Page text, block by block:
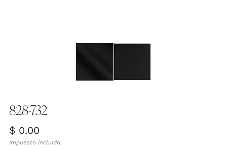
828-732
Precio
habitual
$ 0.00
Impuesto incluido.